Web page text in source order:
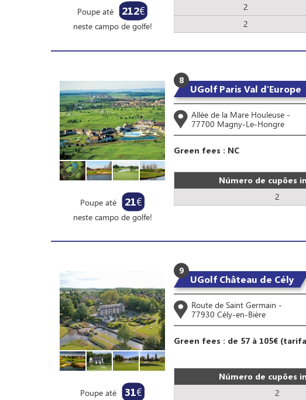
Poupe até 212€
neste campo de golfe!
2
2
Poupe até 21€
neste campo de golfe!
8
UGolf Paris Val d'Europe
Allée de la Mare Houleuse -
77700 Magny-Le-Hongre
Green fees : NC
Número de cupões
2
Poupe até 31€
9
UGolf Château de Cély
Route de Saint Germain -
77930 Cély-en-Bière
Green fees : de 57 à 105€
Número de cupões
2